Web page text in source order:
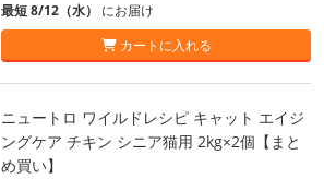
最短 8/12（水） にお届け
カートに入れる
ニュートロ ワイルドレシピ キャット エイジ
ングケア チキン シニア猫用 2kg×2個【まと
め買い】